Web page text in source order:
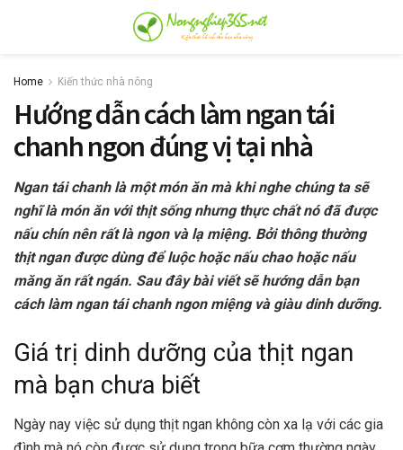
Home Kiến thức nhà nông
Hướng dẫn cách làm ngan tái
chanh ngon đúng vị tại nhà
Ngan tái chanh là một món ăn mà khi nghe chúng ta sẽ
nghĩ là món ăn với thịt sống nhưng thực chất nó đã được
nấu chín nên rất là ngon và lạ miệng. Bởi thông thường
thịt ngan được dùng để luộc hoặc nấu chao hoặc nấu
măng ăn rất ngán. Sau đây bài viết sẽ hướng dẫn bạn
cách làm ngan tái chanh ngon miệng và giàu dinh dưỡng.
Giá trị dinh dưỡng của thịt ngan
mà bạn chưa biết
Ngày nay việc sử dụng thịt ngan không còn xa lạ với các gia